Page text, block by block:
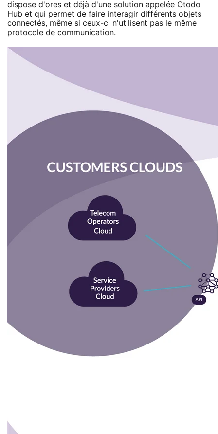
dispose d'ores et déjà d'une solution appelée Otodo
Hub et qui permet de faire interagir différents objets
connectés, même si ceux-ci n'utilisent pas le même
protocole de communication.